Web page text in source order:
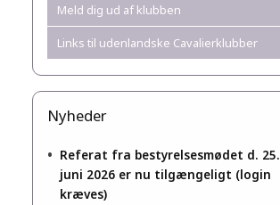
Meld dig ud af klubben
Links til udenlandske Cavalierklubber
Nyheder
• Referat fra bestyrelsesmødet d. 25.
juni 2026 er nu tilgængeligt (login
kræves)